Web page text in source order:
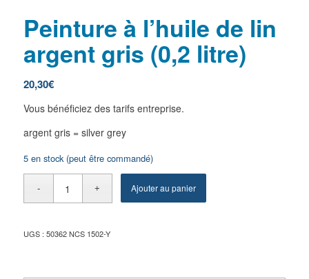
Peinture à l’huile de lin
argent gris (0,2 litre)
20,30€
Vous bénéficiez des tarifs entreprise.
argent gris = silver grey
5 en stock (peut être commandé)
Ajouter au panier
UGS : 50362 NCS 1502-Y